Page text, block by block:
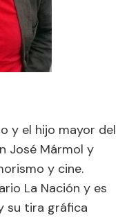
y el hijo mayor del
José Mármol y
y cine.
La Nación y es
su tira gráfica